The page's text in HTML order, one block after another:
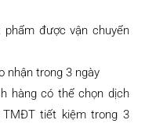
phẩm được vận chuyển
nhận trong 3 ngày
hàng có thể chọn dịch
tiết kiệm trong 3